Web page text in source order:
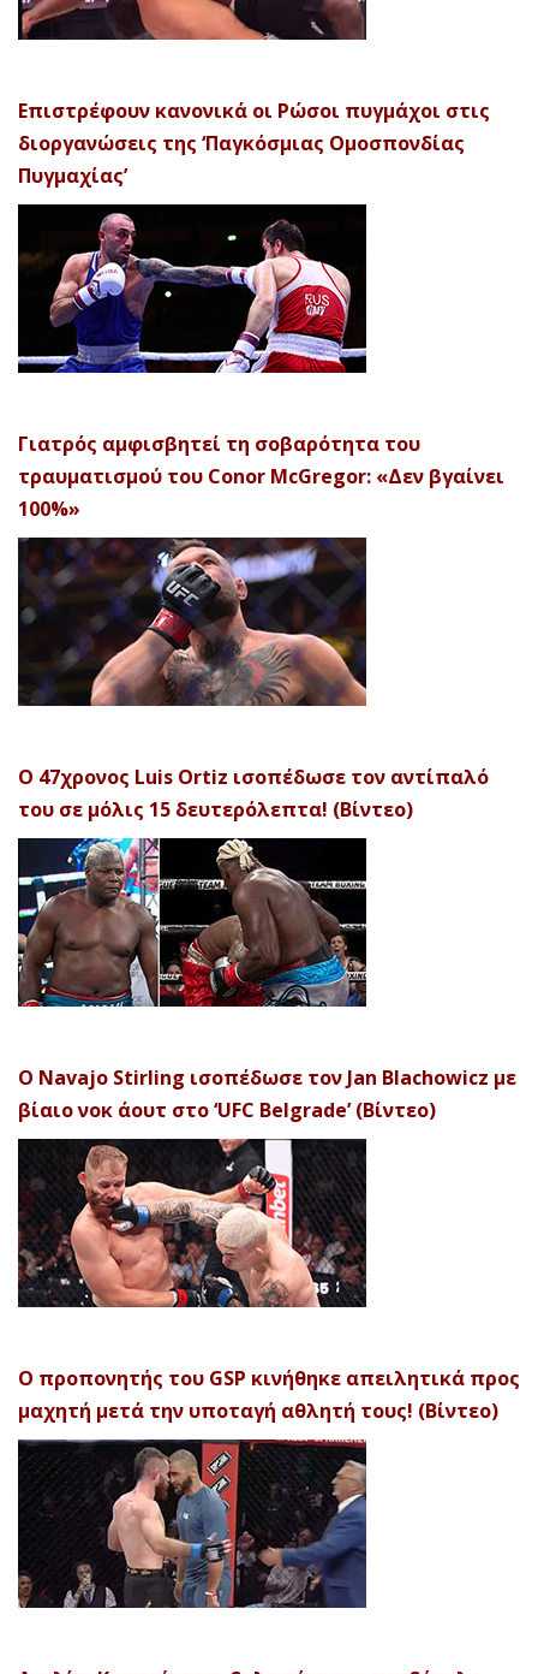
Επιστρέφουν κανονικά οι Ρώσοι πυγμάχοι στις
διοργανώσεις της ‘Παγκόσμιας Ομοσπονδίας
Πυγμαχίας’
Γιατρός αμφισβητεί τη σοβαρότητα του
τραυματισμού του Conor McGregor: «Δεν βγαίνει
100%»
Ο 47χρονος Luis Ortiz ισοπέδωσε τον αντίπαλό
του σε μόλις 15 δευτερόλεπτα! (Βίντεο)
Ο Navajo Stirling ισοπέδωσε τον Jan Blachowicz με
βίαιο νοκ άουτ στο ‘UFC Belgrade’ (Βίντεο)
Ο προπονητής του GSP κινήθηκε απειλητικά προς
μαχητή μετά την υποταγή αθλητή τους! (Βίντεο)